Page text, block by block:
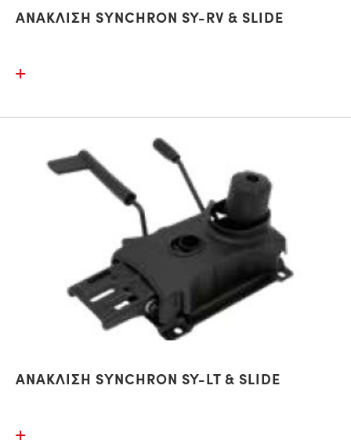
ΑΝΑΚΛΙΣΗ SYNCHRON SY-RV & SLIDE
ΑΝΑΚΛΙΣΗ SYNCHRON SY-LT & SLIDE